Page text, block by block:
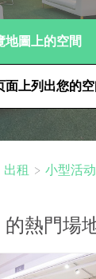
地圖上的空間
面上列出您的
租 > 小型活
的熱門場